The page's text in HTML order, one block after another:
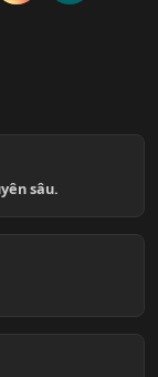
sâu.